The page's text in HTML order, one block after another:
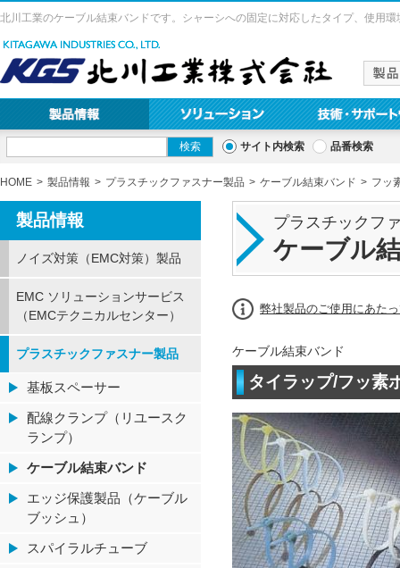
北川工業のケーブル結束バンドです。シャーシへの固定に対応したタイプ、使用
サイト内検索 品番検索
HOME 製品情報 プラスチックファスナー製品 ケーブル結束バンド フッ
プラスチックフ
ケーブル
弊社製品のご使用にあた
ケーブル結束バンド
タイラップ/フッ素
製品情報
ノイズ対策（EMC対策）製品
EMC ソリューションサービス
（EMCテクニカルセンター）
プラスチックファスナー製品
基板スペーサー
配線クランプ（リユースク
ランプ）
ケーブル結束バンド
エッジ保護製品（ケーブル
ブッシュ）
スパイラルチューブ